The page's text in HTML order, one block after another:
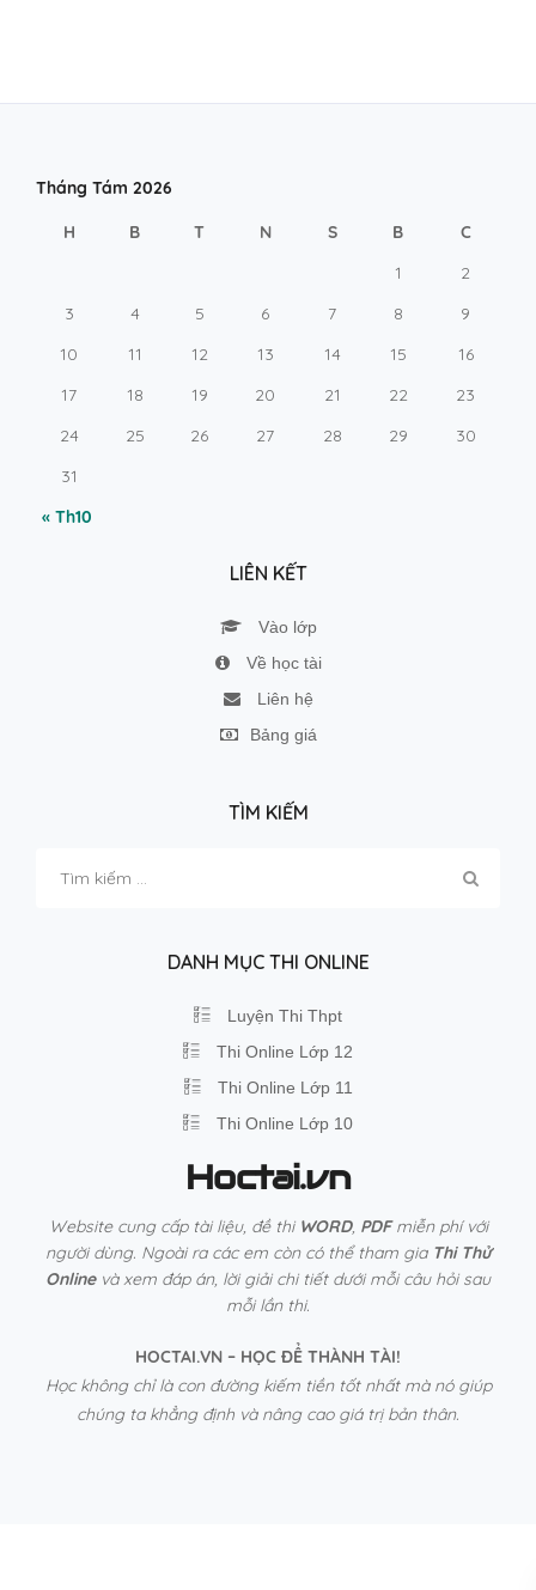
Tháng Tám 2026
H B T N S B C
« Th10
1
2
3
4 5 6 7 8
9
10
11 12 13 14 15
16
17
18 19 20 21 22
23
24
25 26 27 28 29
30
31
LIÊN KẾT
Vào lớp
Về học tài
Liên hệ
Bảng giá
TÌM KIẾM
kiếm
DANH MỤC THI ONLINE
Luyện Thi Thpt
Thi Online Lớp 12
Thi Online Lớp 11
Thi Online Lớp 10
Hoctai.vn
Website cung cấp tài liệu, đề thi WORD, PDFmiễn phí với
người dùng. Ngoài ra các em còn có thể tham gia Thi Thử
Onlinevà xem đáp án, lời giải chi tiết dưới mỗi câu hỏi sau
mỗi lần thi.
HOCTAI.VN – HỌC ĐỂ THÀNH TÀI!
Học không chỉ là con đường kiếm tiền tốt nhất mà nó giúp
chúng ta khẳng định và nâng cao giá trị bản thân.